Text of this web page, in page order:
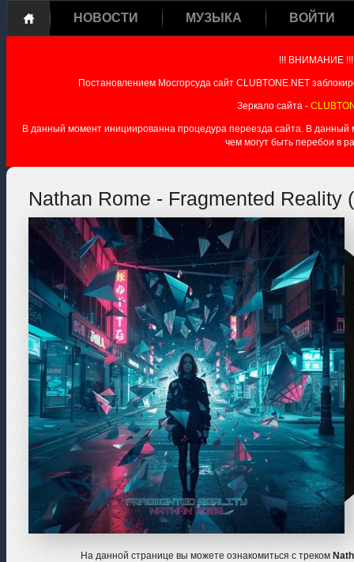
НОВОСТИ МУЗЫКА ВОЙТИ
!!! ВНИМАНИЕ !!!
Постановлением Мосгорсуда сайт CLUBTONE.NET
Зеркало сайта -
В данный момент инициированна процедура переезда сайта. В данный
чем могут быть перебои в
Nathan Rome - Fragmented Reality
На данной странице вы можете ознакомиться с треком